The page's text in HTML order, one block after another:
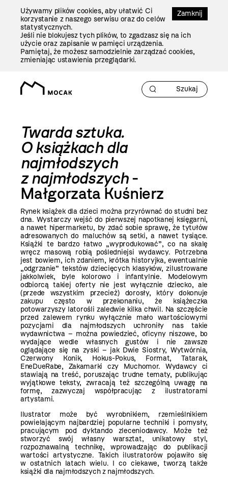
Zamknij
Używamy plików cookies, aby ułatwić Ci
korzystanie z naszego serwisu oraz do celów
statystycznych.
Jeśli nie blokujesz tych plików, to zgadzasz się na ich
użycie oraz zapisanie w pamięci urządzenia.
Pamiętaj, że możesz samodzielnie zarządzać cookies,
zmieniając ustawienia przeglądarki.
Twarda sztuka.
O książkach dla
najmłodszych
z najmłodszych-
Małgorzata Kuśnierz
Rynek książek dla dzieci można przyrównać do studni bez
dna. Wystarczy wejść do pierwszej napotkanej księgarni,
a nawet hipermarketu, by zdać sobie sprawę, że tytułów
adresowanych do maluchów są setki, a nawet tysiące.
Książki te bardzo łatwo „wyprodukować”, co na skalę
wręcz masową robią pośledniejsi wydawcy. Potrzebna
jest bowiem, ich zdaniem, krótka historyjka, ewentualnie
„odgrzanie” tekstów dziecięcych klasyków, zilustrowane
jakkolwiek, byle kolorowo i infantylnie. Modelowym
odbiorcą takiej oferty nie jest wyłącznie dziecko, ale
(przede wszystkim przecież) dorosły, który dokonuje
zakupu często w przekonaniu, że książeczka
potowarzyszy latorośli zaledwie kilka chwil. Na szczęście
przed zalewem rynku wyłącznie mało wartościowymi
pozycjami dla najmłodszych uchroniły nas takie
wydawnictwa – można powiedzieć, oficyny niszowe, bo
wydające wedle własnych gustów i nie zawsze
oglądające się na zyski – jak Dwie Siostry, Wytwórnia,
Czerwony Konik, Hokus-Pokus, Format, Tatarak,
EneDueRabe, Zakamarki czy Muchomor. Wydawcy ci
stawiają na treść, poruszając trudne tematy, publikując
wyjątkowe teksty, zwracają też szczególną uwagę na
formę, zazwyczaj współpracując z ilustratorami
artystami.
Ilustrator może być wyrobnikiem, rzemieślnikiem
powielającym najbardziej popularne techniki i pomysły,
pracującym pod dyktando zleceniodawcy. Może też
stworzyć swój własny warsztat, unikatowy styl,
rozpoznawalną technikę, wprowadzając do publikacji
wartości artystyczne. Takich ilustratorów pojawiło się
w ostatnich latach wielu. I co ciekawe, tworzą także
książki dla najmłodszych z najmłodszych.